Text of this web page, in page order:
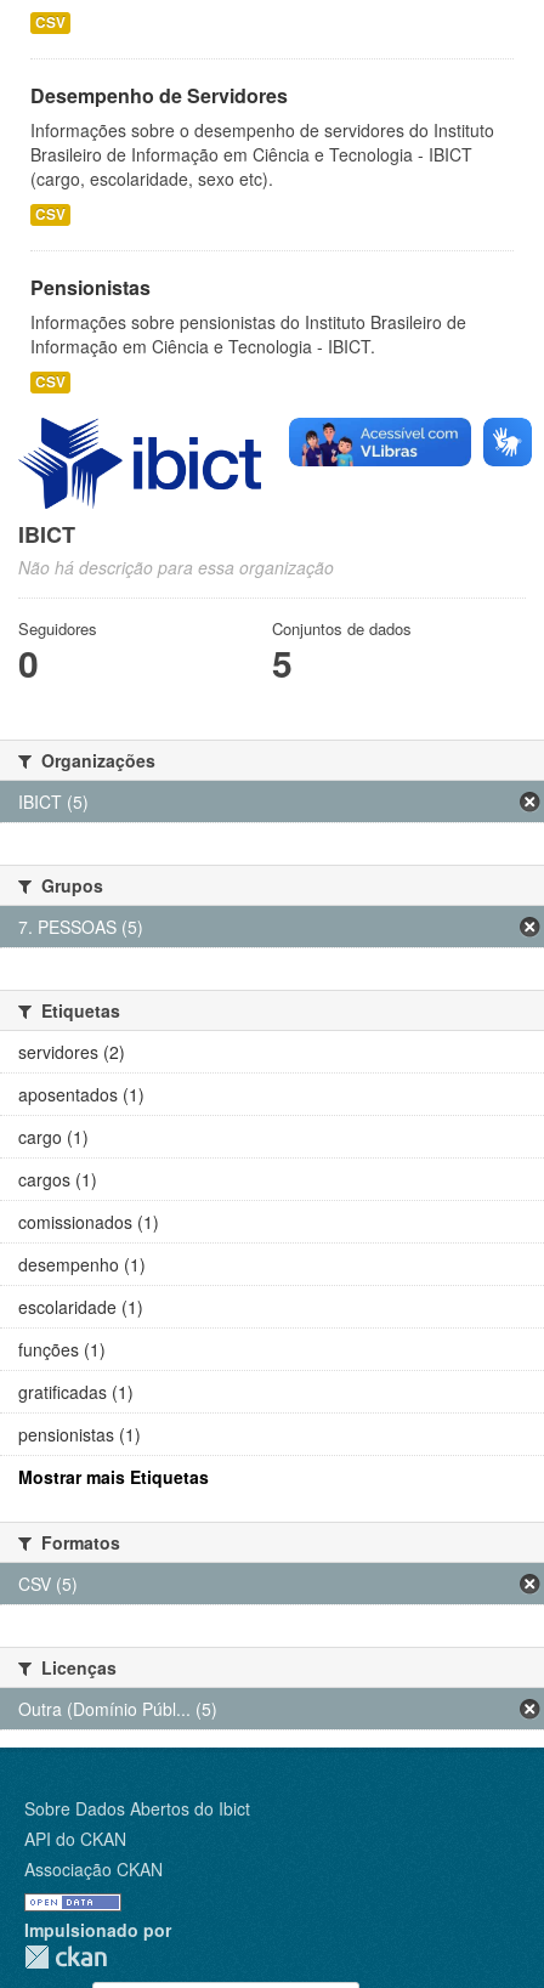
CSV
Desempenho de Servidores
Informações sobre o desempenho de servidores do Instituto
Brasileiro de Informação em Ciência e Tecnologia - IBICT
(cargo, escolaridade, sexo etc).
CSV
Pensionistas
Informações sobre pensionistas do Instituto Brasileiro de
Informação em Ciência e Tecnologia - IBICT.
CSV
IBICT
Não há descrição para essa organização
Seguidores
0
Conjuntos de dados
5
Organizações
IBICT (5)
Grupos
7. PESSOAS (5)
Etiquetas
servidores (2)
aposentados (1)
cargo (1)
cargos (1)
comissionados (1)
desempenho (1)
escolaridade (1)
funções (1)
gratificadas (1)
pensionistas (1)
Mostrar mais Etiquetas
Formatos
CSV (5)
Licenças
Outra (Domínio Públ... (5)
Sobre Dados Abertos do Ibict
API do CKAN
Associação CKAN
Impulsionado por